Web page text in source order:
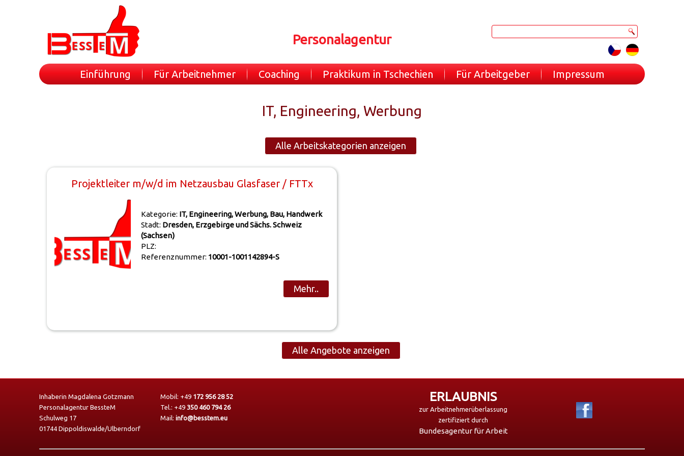
Personalagentur
Einführung Für Arbeitnehmer Coaching Praktikum in Tschechien Für Arbeitgeber Impressum
IT, Engineering, Werbung
Alle Arbeitskategorien anzeigen
Projektleiter m/w/d im Netzausbau Glasfaser / FTTx
Kategorie: IT, Engineering, Werbung, Bau, Handwerk
Stadt: Dresden, Erzgebirge und Sächs. Schweiz
(Sachsen)
PLZ:
Referenznummer: 10001-1001142894-S
Mehr..
Alle Angebote anzeigen
Inhaberin Magdalena Gotzmann
Personalagentur BessteM
Schulweg 17
01744 Dippoldiswalde/Ulberndorf
Mobil: +49 172 956 28 52
Tel.: +49 350 460 794 26
Mail: info@besstem.eu
ERLAUBNIS
zur Arbeitnehmerüberlassung
zertifiziert durch
Bundesagentur für Arbeit